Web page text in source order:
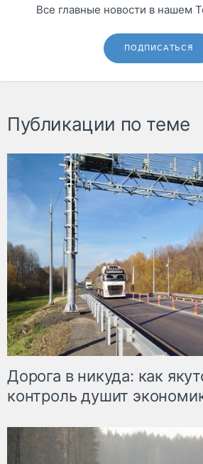
Все главные новости в нашем
ПОДПИСАТЬСЯ
Публикации по теме
Дорога в никуда: как
контроль душит